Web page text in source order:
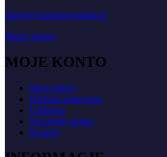
sklep@centrumsypialni.pl
Nasze salony
MOJE KONTO
Moje adresy
Historia zamówień
Ulubione
Szczegóły konta
Koszyk